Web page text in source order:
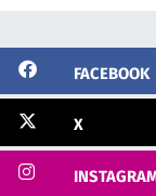
FACEBOOK
X